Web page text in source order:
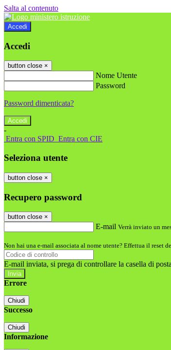
Salta al contenuto
Accedi
Accedi
button close ×
Nome Utente
Password
Password dimenticata?
-
Entra con SPID Entra con CIE
Seleziona utente
button close ×
Recupero password
button close ×
E-mail Verrà inviato un
Non hai una e-mail associata al nome utente? Effettua il reset
E-mail inviata, si prega di controllare la casella di
Errore
Chiudi
Successo
Chiudi
Informazione